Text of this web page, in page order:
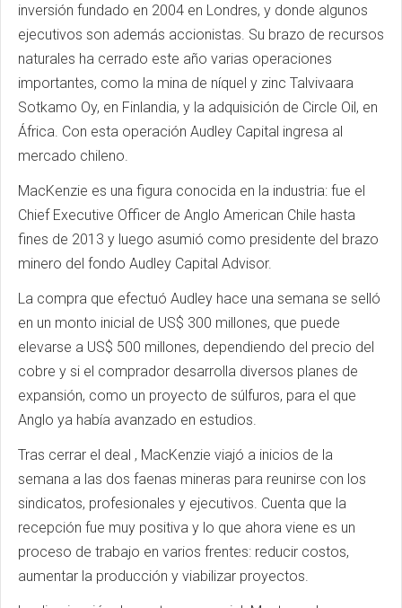
inversión fundado en 2004 en Londres, y donde algunos
ejecutivos son además accionistas. Su brazo de recursos
naturales ha cerrado este año varias operaciones
importantes, como la mina de níquel y zinc Talvivaara
Sotkamo Oy, en Finlandia, y la adquisición de Circle Oil, en
África. Con esta operación Audley Capital ingresa al
mercado chileno.
MacKenzie es una figura conocida en la industria: fue el
Chief Executive Officer de Anglo American Chile hasta
fines de 2013 y luego asumió como presidente del brazo
minero del fondo Audley Capital Advisor.
La compra que efectuó Audley hace una semana se selló
en un monto inicial de US$ 300 millones, que puede
elevarse a US$ 500 millones, dependiendo del precio del
cobre y si el comprador desarrolla diversos planes de
expansión, como un proyecto de súlfuros, para el que
Anglo ya había avanzado en estudios.
Tras cerrar el deal , MacKenzie viajó a inicios de la
semana a las dos faenas mineras para reunirse con los
sindicatos, profesionales y ejecutivos. Cuenta que la
recepción fue muy positiva y lo que ahora viene es un
proceso de trabajo en varios frentes: reducir costos,
aumentar la producción y viabilizar proyectos.